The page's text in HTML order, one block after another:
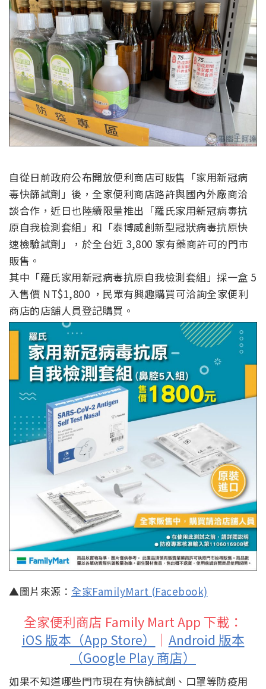
自從日前政府公布開放便利商店可販售「家用新冠病
毒快篩試劑」後，全家便利商店路許與國內外廠商洽
談合作，近日也陸續限量推出「羅氏家用新冠病毒抗
原自我檢測套組」和「泰博威創新型冠狀病毒抗原快
速檢驗試劑」，於全台近 3,800 家有藥商許可的門市
販售。
其中「羅氏家用新冠病毒抗原自我檢測套組」採一盒 5
入售價 NT$1,800 ，民眾有興趣購買可洽詢全家便利
商店的店舖人員登記購買。
▲圖片來源： 全家FamilyMart (Facebook)
全家便利商店 Family Mart App 下載：
iOS 版本（App Store）
｜ Android 版本
（Google Play 商店）
如果不知道哪些門市現在有快篩試劑、口罩等防疫用